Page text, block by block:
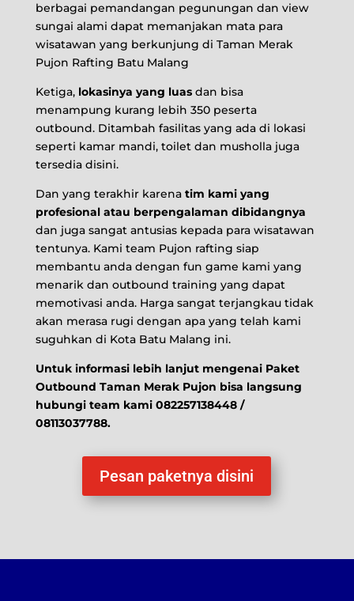
berbagai pemandangan pegunungan dan view
sungai alami dapat memanjakan mata para
wisatawan yang berkunjung di Taman Merak
Pujon Rafting Batu Malang
Ketiga, lokasinya yang luasdan bisa
menampung kurang lebih 350 peserta
outbound. Ditambah fasilitas yang ada di lokasi
seperti kamar mandi, toilet dan musholla juga
tersedia disini.
Dan yang terakhir karena tim kami yang
profesional atau berpengalaman dibidangnya
dan juga sangat antusias kepada para wisatawan
tentunya. Kami team Pujon rafting siap
membantu anda dengan fun game kami yang
menarik dan outbound training yang dapat
memotivasi anda. Harga sangat terjangkau tidak
akan merasa rugi dengan apa yang telah kami
suguhkan di Kota Batu Malang ini.
Untuk informasi lebih lanjut mengenai Paket
Outbound Taman Merak Pujon bisa langsung
hubungi team kami 082257138448 /
08113037788.
Pesan paketnya disini